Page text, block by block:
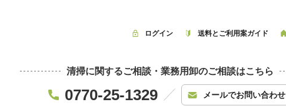
ログイン 送料とご利用案ガイド
清掃に関するご相談・業務用卸のご相談はこちら
0770-25-1329 メールでお問い合わせ